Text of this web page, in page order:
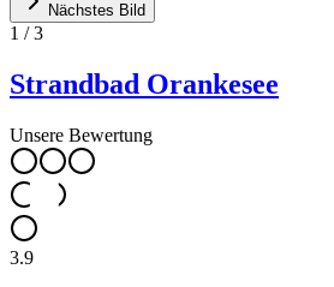
Nächstes Bild
1 /3
Strandbad Orankesee
Unsere Bewertung
3.9